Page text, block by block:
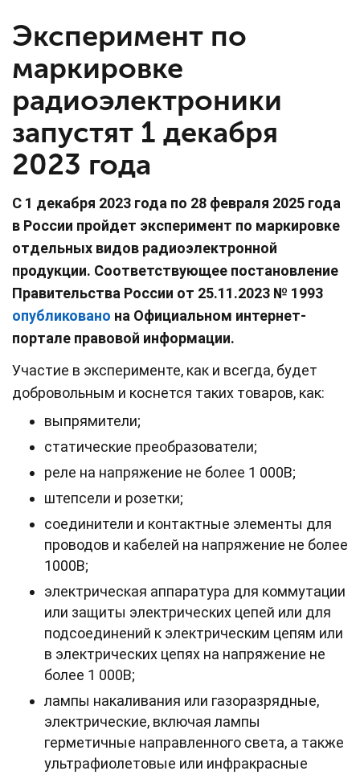
Эксперимент по
маркировке
радиоэлектроники
запустят 1 декабря
2023 года
С 1 декабря 2023 года по 28 февраля 2025 года
в России пройдет эксперимент по маркировке
отдельных видов радиоэлектронной
продукции. Соответствующее постановление
Правительства России от 25.11.2023 № 1993
опубликовано на Официальном интернет-
портале правовой информации.
Участие в эксперименте, как и всегда, будет
добровольным и коснется таких товаров, как:
выпрямители;
статические преобразователи;
реле на напряжение не более 1 000В;
штепсели и розетки;
соединители и контактные элементы для
проводов и кабелей на напряжение не более
1000В;
электрическая аппаратура для коммутации
или защиты электрических цепей или для
подсоединений к электрическим цепям или
в электрических цепях на напряжение не
более 1 000В;
лампы накаливания или газоразрядные,
электрические, включая лампы
герметичные направленного света, а также
ультрафиолетовые или инфракрасные